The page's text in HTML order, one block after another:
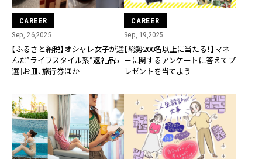
CAREER
Sep, 26,2025
【ふるさと納税】オシャレ女子が選
んだ”ライフスタイル系”返礼品5
選｜お皿、旅行券ほか
CAREER
Sep, 19,2025
【総勢200名以上に当たる！】マネ
ーに関するアンケートに答えてプ
レゼントを当てよう